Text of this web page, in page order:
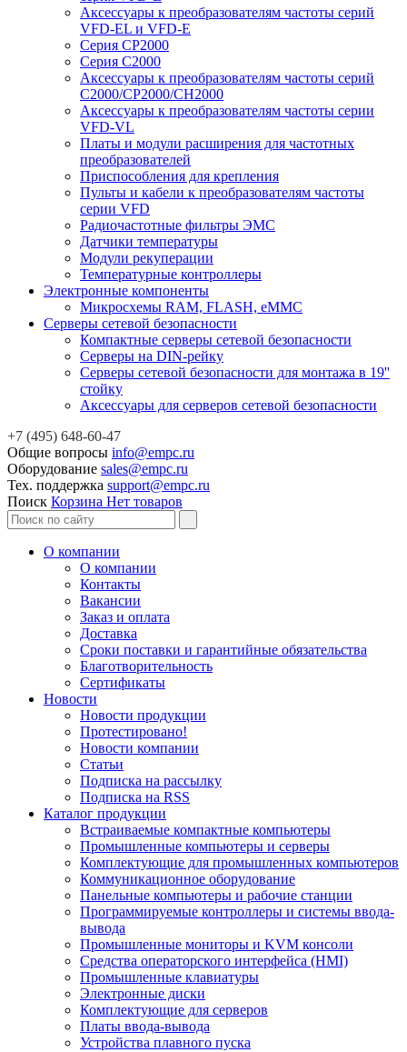
Аксессуары к преобразователям частоты серий
VFD-EL и VFD-E
Серия CP2000
Серия C2000
Аксессуары к преобразователям частоты серий
С2000/CP2000/CH2000
Аксессуары к преобразователям частоты серии
VFD-VL
Платы и модули расширения для частотных
преобразователей
Приспособления для крепления
Пульты и кабели к преобразователям частоты
серии VFD
Радиочастотные фильтры ЭМС
Датчики температуры
Модули рекуперации
Температурные контроллеры
Электронные компоненты
Микросхемы RAM, FLASH, eMMC
Серверы сетевой безопасности
Компактные серверы сетевой безопасности
Серверы на DIN-рейку
Серверы сетевой безопасности для монтажа в 19''
стойку
Аксессуары для серверов сетевой безопасности
+7 (495) 648-60-47
Общие вопросы info@empc.ru
Оборудование sales@empc.ru
Тех. поддержка support@empc.ru
Поиск Корзина Нет товаров
О компании
О компании
Контакты
Вакансии
Заказ и оплата
Доставка
Сроки поставки и гарантийные обязательства
Благотворительность
Сертификаты
Новости
Новости продукции
Протестировано!
Новости компании
Статьи
Подписка на рассылку
Подписка на RSS
Каталог продукции
Встраиваемые компактные компьютеры
Промышленные компьютеры и серверы
Комплектующие для промышленных компьютеров
Коммуникационное оборудование
Панельные компьютеры и рабочие станции
Программируемые контроллеры и системы ввода-
вывода
Промышленные мониторы и KVM консоли
Средства операторского интерфейса (HMI)
Промышленные клавиатуры
Электронные диски
Комплектующие для серверов
Платы ввода-вывода
Устройства плавного пуска